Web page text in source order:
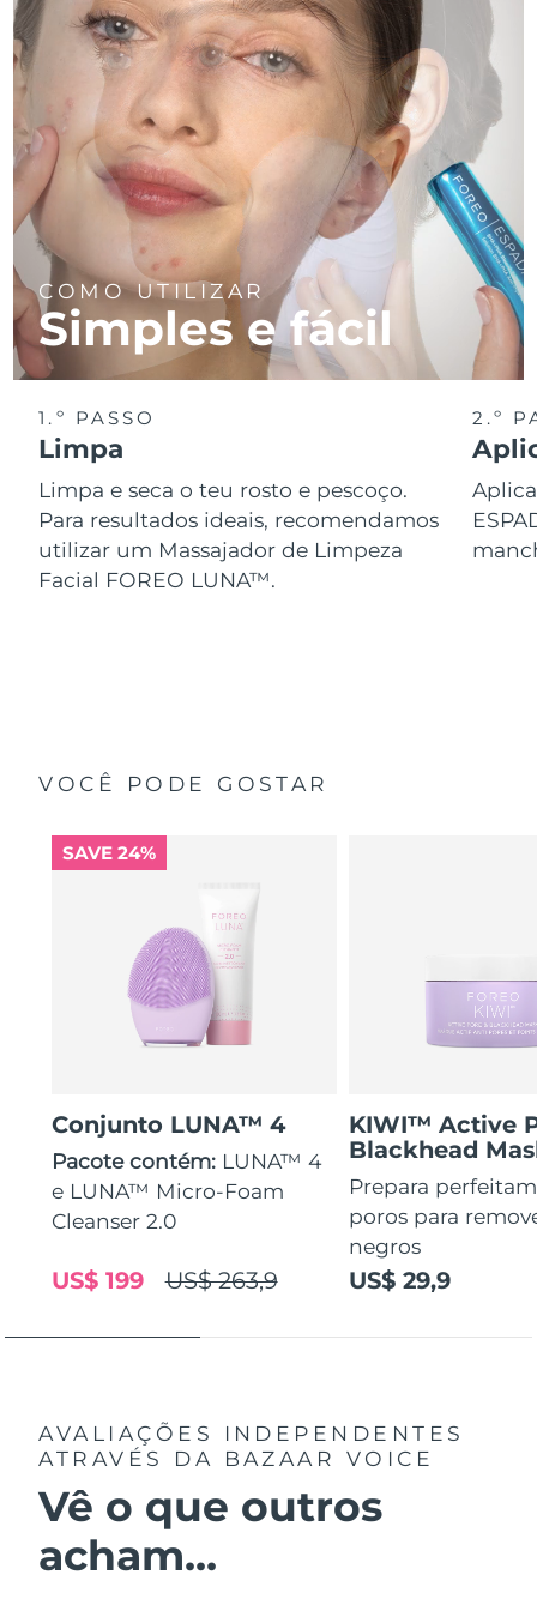
COMO UTILIZAR
Simples e fácil
1.º PASSO
Limpa
Limpa e seca o teu rosto e pescoço.
Para resultados ideais, recomendamos
utilizar um Massajador de Limpeza
Facial FOREO LUNA™.
2.º
VOCÊ PODE GOSTAR
SAVE 24%
Conjunto LUNA™ 4
Pacote contém: LUNA™ 4
e LUNA™ Micro-Foam
Cleanser 2.0
US$ 263,9
US$ 199
KIWI™ Active
Blackhead
Prepara
poros para
negros
US$ 29,9
AVALIAÇÕES INDEPENDENTES
ATRAVÉS DA BAZAAR VOICE
Vê o que outros
acham...